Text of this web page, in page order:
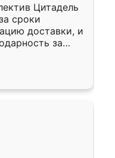
Цитадель
сроки
доставки, и
за
два дня 70 кв,